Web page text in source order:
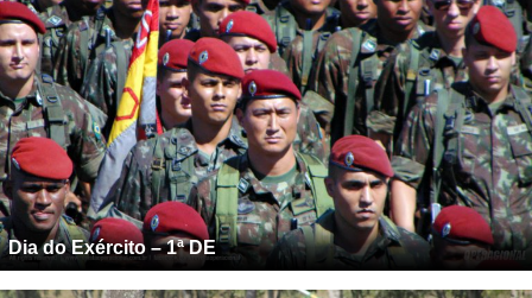
Dia do Exército – 1ª DE